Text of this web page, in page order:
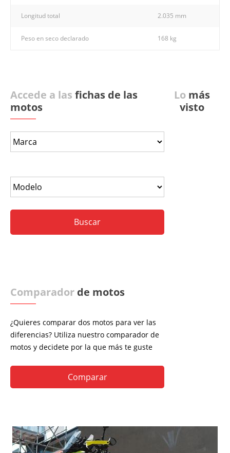
Longitud total 2.035 mm
Peso en seco declarado 168 kg
Accede a las fichas de las
motos
Comparador de motos
¿Quieres comparar dos motos para ver las
diferencias? Utiliza nuestro comparador de
motos y decidete por la que más te guste
Comparar
Lo más
visto